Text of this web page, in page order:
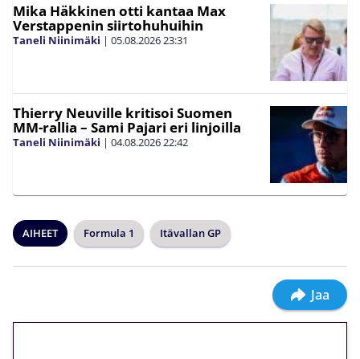
Mika Häkkinen otti kantaa Max
Verstappenin siirtohuhuihin
Taneli Niinimäki | 05.08.202623:31
Thierry Neuville kritisoi Suomen
MM-rallia – Sami Pajari eri linjoilla
Taneli Niinimäki | 04.08.202622:42
AIHEET Formula 1 Itävallan GP
Jaa